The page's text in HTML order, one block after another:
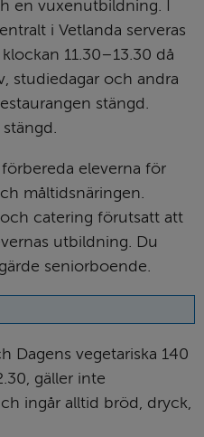
en vuxen­utbildning. I
i Vetlanda serveras
11.30–13.30 då
studiedagar och andra
stängd.
eleverna för
måltids­näringen.
catering förutsatt att
utbildning. Du
senior­boende.
Dagens vegetariska 140
gäller inte
ingår alltid bröd, dryck,